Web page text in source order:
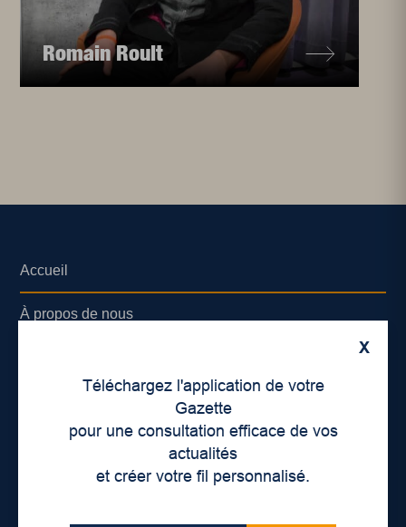
Romain Roult
X
Téléchargez l'application de votre
Gazette
pour une consultation efficace de vos
actualités
et créer votre fil personnalisé.
Accueil
À propos de nous
Lieux de distribution